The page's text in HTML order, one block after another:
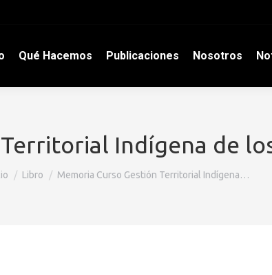
Qué Hacemos Publicaciones Nosotros
Indígena de
aquí:
Libro Memoria Curso Gestión Territorial Indígena…